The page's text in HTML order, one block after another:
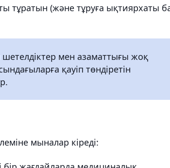
тұратын (және тұруға ықтиярхаты
мен азаматтығы жоқ
қауіп төндіретін
мыналар кіреді: